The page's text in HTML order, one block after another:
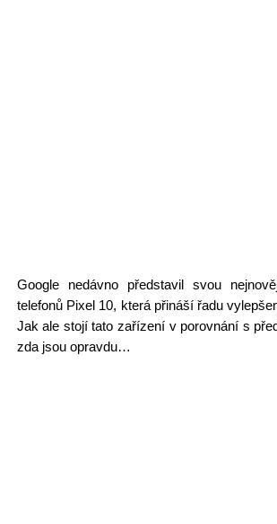
Google nedávno představil svou
telefonů Pixel 10, která přináší řadu
Jak ale stojí tato zařízení v porovnání s
zda jsou opravdu…